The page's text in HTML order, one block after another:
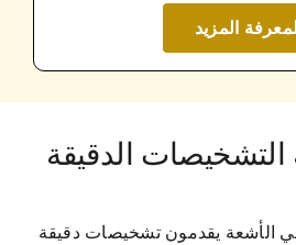
لمعرفة المزيد
التشخيصات الدقيقة
الأشعة يقدمون تشخيصات دقيقة